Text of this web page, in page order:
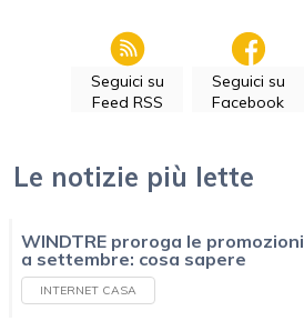
Seguici su
Feed RSS
Seguici su
Facebook
Le notizie più lette
WINDTRE proroga le
a settembre: cosa sapere
INTERNET CASA